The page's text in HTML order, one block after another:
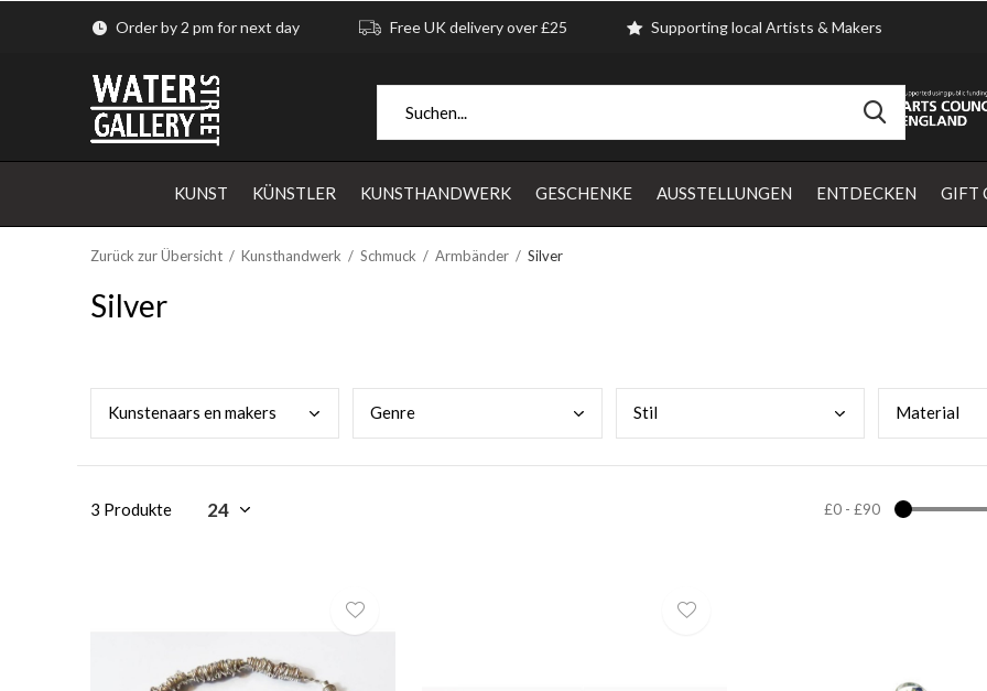
KUNST KÜNSTLER KUNSTHANDWERK GESCHENKE AUSSTELLUNGEN ENTDECKEN GIFT
Order by 2 pm for next day Free UK delivery over £25 Supporting local Artists & Makers
Zurück zur Übersicht Kunsthandwerk Schmuck Armbänder Silver
Silver
Kunstenaars en makers Genre Stil Material
3 Produkte £0- £90